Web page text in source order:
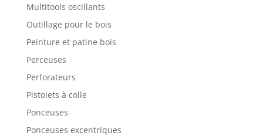
Multitools oscillants
Outillage pour le bois
Peinture et patine bois
Perceuses
Perforateurs
Pistolets à colle
Ponceuses
Ponceuses excentriques